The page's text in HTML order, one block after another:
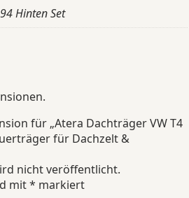
Hinten Set
für „Atera Dachträger VW T4
für Dachzelt &
nicht veröffentlicht.
mit* markiert